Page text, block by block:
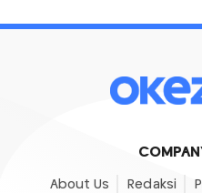
About Us Redaksi